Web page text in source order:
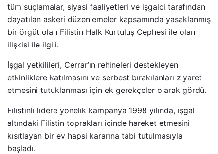
tüm suçlamalar, siyasi faaliyetleri ve işgalci tarafından
dayatılan askeri düzenlemeler kapsamında yasaklanmış
bir örgüt olan Filistin Halk Kurtuluş Cephesi ile olan
ilişkisi ile ilgili.
İşgal yetkilileri, Cerrar’ın rehineleri destekleyen
etkinliklere katılmasını ve serbest bırakılanları ziyaret
etmesini tutuklanması için ek gerekçeler olarak gördü.
Filistinli lidere yönelik kampanya 1998 yılında, işgal
altındaki Filistin toprakları içinde hareket etmesini
kısıtlayan bir ev hapsi kararına tabi tutulmasıyla
başladı.